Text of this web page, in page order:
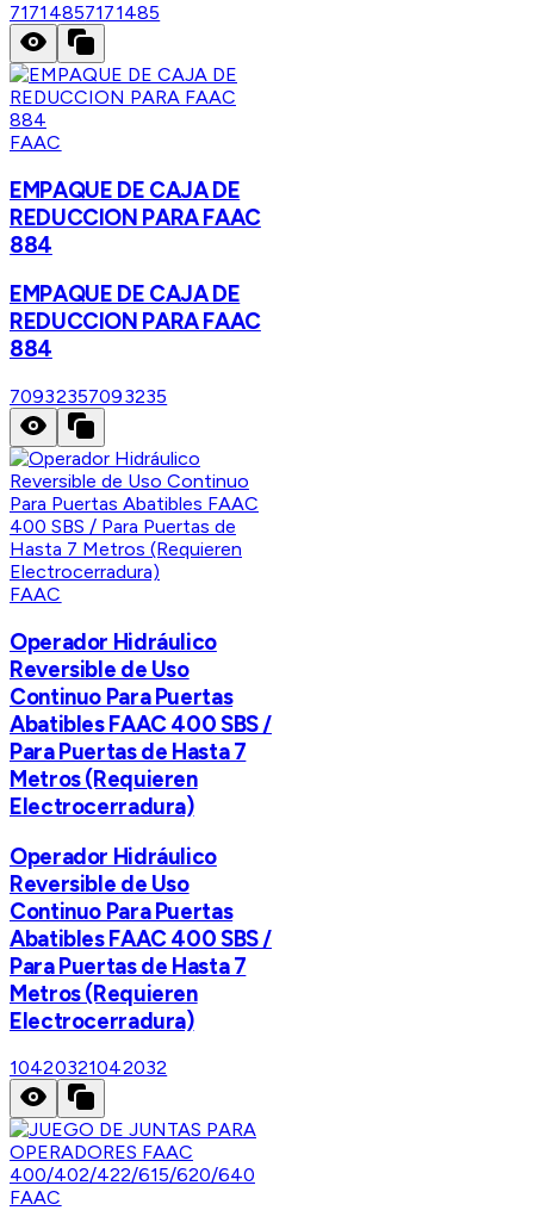
71714857171485
FAAC
EMPAQUE DE CAJA DE
REDUCCION PARA FAAC
884
EMPAQUE DE CAJA DE
REDUCCION PARA FAAC
884
70932357093235
FAAC
Operador Hidráulico
Reversible de Uso
Continuo Para Puertas
Abatibles FAAC 400 SBS /
Para Puertas de Hasta 7
Metros (Requieren
Electrocerradura)
Operador Hidráulico
Reversible de Uso
Continuo Para Puertas
Abatibles FAAC 400 SBS /
Para Puertas de Hasta 7
Metros (Requieren
Electrocerradura)
10420321042032
FAAC